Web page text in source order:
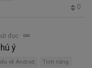
0
đọc
ý
về Androd Tính năng